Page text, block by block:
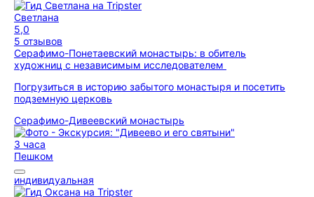
Светлана
5,0
5 отзывов
Серафимо-Понетаевский монастырь: в обитель
художниц с независимым исследователем
Погрузиться в историю забытого монастыря и посетить
подземную церковь
Серафимо-Дивеевский монастырь
3 часа
Пешком
индивидуальная